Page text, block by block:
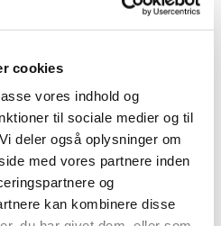
cookies
vores indhold og
til sociale medier og til
deler også oplysninger om
med vores partnere inden
og
kan kombinere disse